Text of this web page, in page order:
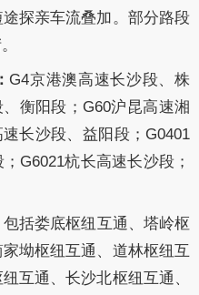
探亲车流叠加。部分路段
G4京港澳高速长沙段、株
衡阳段；G60沪昆高速湘
长沙段、益阳段；G0401
G6021杭长高速长沙段；
包括娄底枢纽互通 、 塔岭枢
家坳枢纽互通 、 道林枢纽互
互通 、长沙北枢纽互通 、